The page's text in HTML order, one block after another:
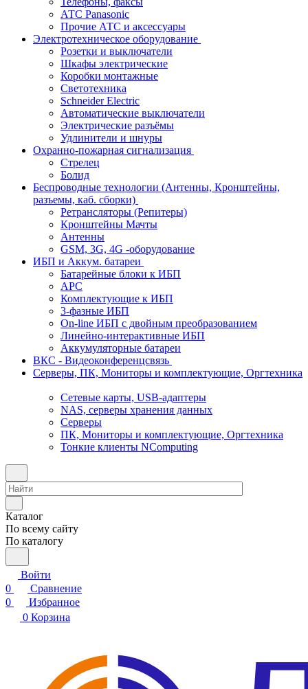
АТС Panasonic
Прочие АТС и аксессуары
Электротехническое оборудование
Розетки и выключатели
Шкафы электрические
Коробки монтажные
Светотехника
Schneider Electric
Автоматические выключатели
Электрические разъёмы
Удлинители и шнуры
Охранно-пожарная сигнализация
Стрелец
Болид
Беспроводные технологии (Антенны, Кронштейны,
разъемы, каб. сборки)
Ретрансляторы (Репитеры)
Кронштейны Мачты
Антенны
GSM, 3G, 4G -оборудование
ИБП и Аккум. батареи
Батарейные блоки к ИБП
APC
Комплектующие к ИБП
3-фазные ИБП
On-line ИБП с двойным преобразованием
Линейно-интерактивные ИБП
Аккумуляторные батареи
ВКС - Видеоконференцсвязь
Серверы, ПК, Мониторы и комплектующие, Оргтехника
Сетевые карты, USB-адаптеры
NAS, серверы хранения данных
Серверы
ПК, Мониторы и комплектующие, Оргтехника
Тонкие клиенты NComputing
Каталог
По всему сайту
По каталогу
Войти
0
Сравнение
0
Избранное
0 Корзина